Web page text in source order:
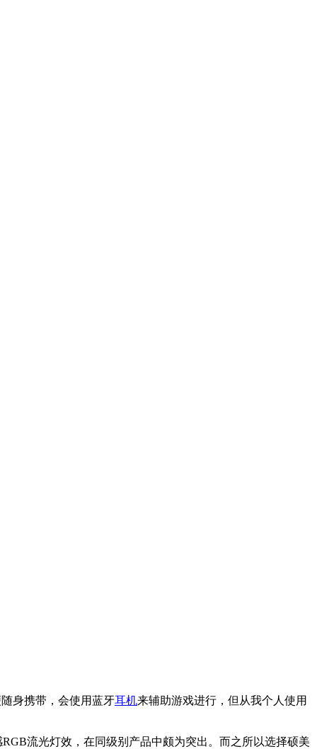
身携带，会使用蓝牙耳机来辅助游戏进行，但从我个人使用
流光灯效，在同级别产品中颇为突出。而之所以选择硕美